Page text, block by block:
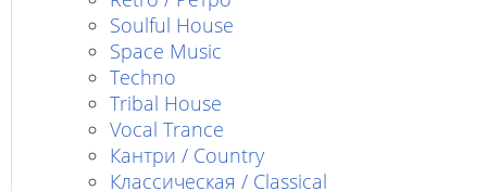
Soulful House
Space Music
Techno
Tribal House
Vocal Trance
Кантри / Country
Классическая / Classical